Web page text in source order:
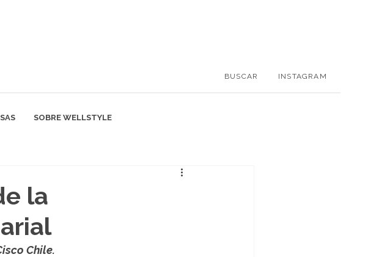
BUSCAR INSTAGRAM
SOBRE WELLSTYLE
la
Chile.